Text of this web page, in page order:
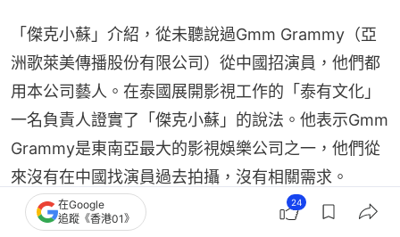
「傑克小蘇」介紹，從未聽說過Gmm Grammy（亞
洲歌萊美傳播股份有限公司）從中國招演員，他們都
用本公司藝人。在泰國展開影視工作的「泰有文化」
一名負責人證實了「傑克小蘇」的說法。他表示Gmm
Grammy是東南亞最大的影視娛樂公司之一，他們從
來沒有在中國找演員過去拍攝，沒有相關需求。
在Google
追蹤《香港01》
24